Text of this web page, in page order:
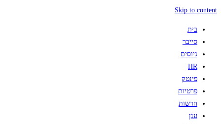
Skip to content
בית
סייבר
גיוסים
HR
פינטק
פרטיות
חדשות
ענן